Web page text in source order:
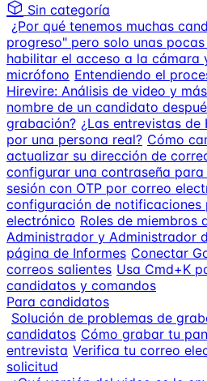
Sin categoría
¿Por qué tenemos muchas
progreso" pero solo unas pocas
habilitar el acceso a la cámara
micrófono Entendiendo el
Hirevire: Análisis de video y más
nombre de un candidato
grabación? ¿Las entrevistas
por una persona real? Cómo
actualizar su dirección de
configurar una contraseña
sesión con OTP por correo
configuración de notificaciones
electrónico Roles de miembros
Administrador y Administrador
página de Informes Conectar
correos salientes Usa Cmd+K
candidatos y comandos
Para candidatos
Solución de problemas de
candidatos Cómo grabar tu
entrevista Verifica tu correo
solicitud